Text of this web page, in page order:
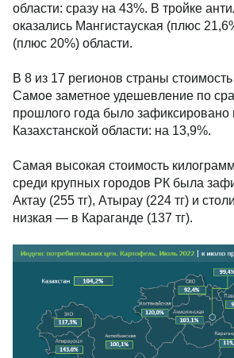
области: сразу на 43%. В тройке
оказались Мангистауская (плюс
(плюс 20%) области.
В 8 из 17 регионов страны
Самое заметное удешевление по
прошлого года было зафиксировано
Казахстанской области: на 13,9%.
Самая высокая стоимость
среди крупных городов РК была
Актау (255 тг), Атырау (224 тг) и
низкая — в Караганде (137 тг).